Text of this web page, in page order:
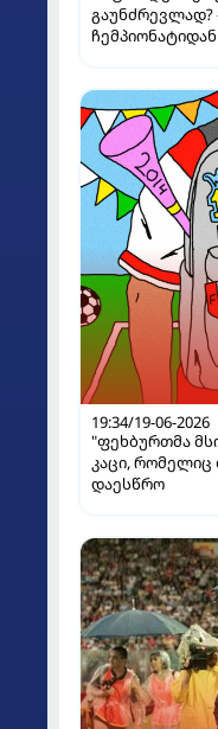
ჩემპიონატიდან
19:34/19-06-2026
"ფეხბურთმა
კაცი,
დაესწრო